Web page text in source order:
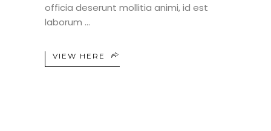
officia deserunt mollitia animi, id est
laborum
VIEW HERE